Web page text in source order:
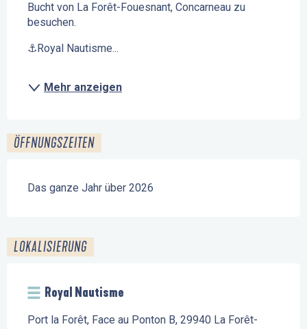
Bucht von La Forêt-Fouesnant, Concarneau zu
besuchen.
⚓Royal Nautisme...
Mehr anzeigen
ÖFFNUNGSZEITEN
Das ganze Jahr über 2026
LOKALISIERUNG
Royal Nautisme
Port la Forêt, Face au Ponton B, 29940 La Forêt-